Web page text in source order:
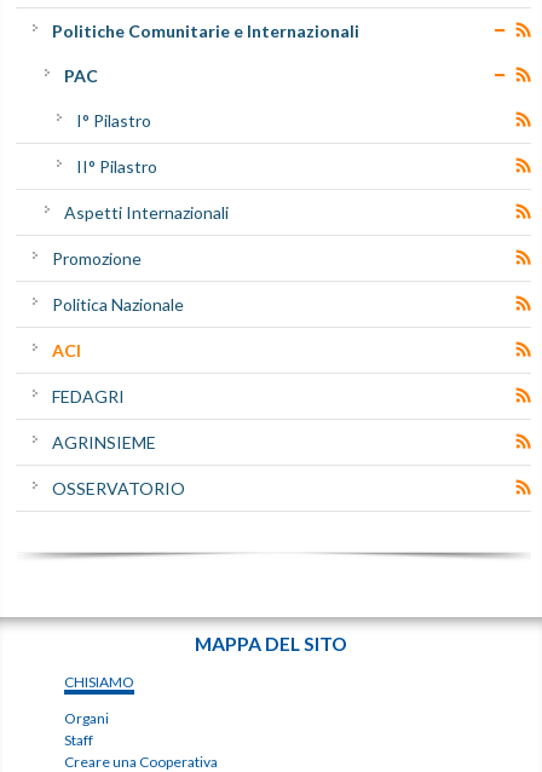
Politiche Comunitarie e Internazionali
PAC
I° Pilastro
II° Pilastro
Aspetti Internazionali
Promozione
Politica Nazionale
ACI
FEDAGRI
AGRINSIEME
OSSERVATORIO
MAPPA DEL SITO
CHISIAMO
Organi
Staff
Creare una Cooperativa